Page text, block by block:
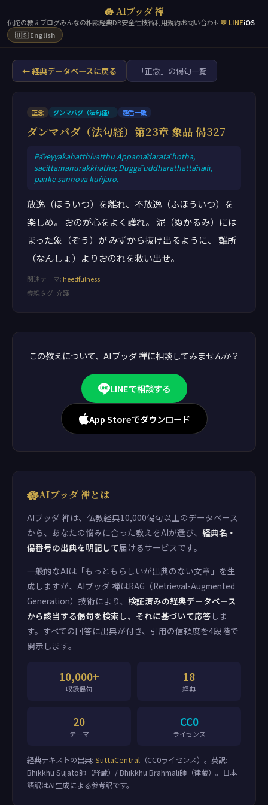
🪷 AIブッダ 禅
仏陀の教え ブログみんなの相談経典DB安全性技術利用規約お問い合わせ💬 LINEiOS
🇺🇸 English
← 経典データベースに戻る 「正念」の偈句一覧
正念 ダンマパダ（法句経） 趣旨一致
ダンマパダ（法句経）第23章 象品 偈327
Pāveyyakahatthivatthu Appamādaratā hotha,
sacittamanurakkhatha; Duggā uddharathattānaṁ,
paṅke sannova kuñjaro.
放逸（ほういつ）を離れ、不放逸（ふほういつ）を
楽しめ。 おのが心をよく護れ。 泥（ぬかるみ）には
まった象（ぞう）が みずから抜け出るように、 難所
（なんしょ）よりおのれを救い出せ。
関連テーマ: heedfulness
導線タグ: 介護
この教えについて、AIブッダ 禅に相談してみませんか？
LINEで相談する
App Storeでダウンロード
🪷AIブッダ 禅とは
AIブッダ 禅は、仏教経典10,000偈句以上のデータベース
から、あなたの悩みに合った教えをAIが選び、 経典名・
偈番号の出典を明記して届けるサービスです。
一般的なAIは「もっともらしいが出典のない文章」を生
成しますが、AIブッダ 禅はRAG（Retrieval-Augmented
Generation）技術により、 検証済みの経典データベース
から該当する偈句を検索し、それに基づいて応答 しま
す。すべての回答に出典が付き、引用の信頼度を4段階で
開示します。
10,000+
収録偈句
18
経典
20
テーマ
CC0
ライセンス
経典テキストの出典: SuttaCentral （CC0ライセンス）。英訳:
Bhikkhu Sujato師（経蔵）/ Bhikkhu Brahmali師（律蔵）。日本
語訳はAI生成による参考訳です。